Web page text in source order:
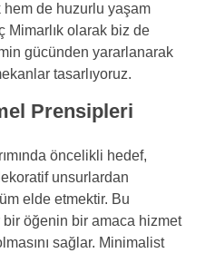
de huzurlu yaşam
Mimarlık olarak biz de
gücünden yararlanarak
tasarlıyoruz.
Prensipleri
öncelikli hedef,
unsurlardan
elde etmektir. Bu
öğenin bir amaca hizmet
sağlar. Minimalist